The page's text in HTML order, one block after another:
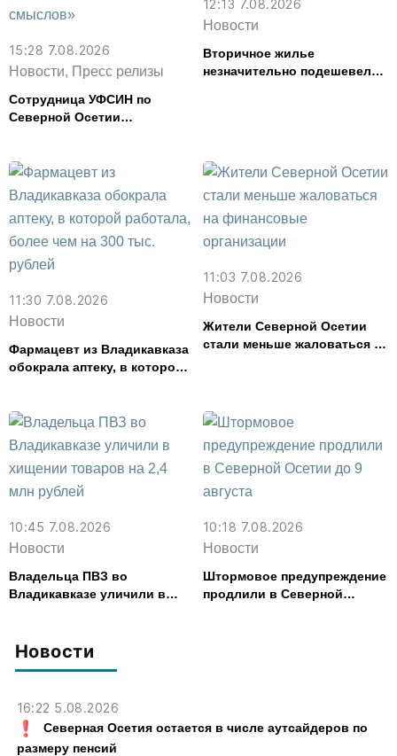
Новости
16:22 5.08.2026
Северная Осетия остается в числе аутсайдеров по
размеру пенсий
15:28 7.08.2026
Новости, Пресс релизы
Сотрудница УФСИН по
Северной Осетии
смыслов»
12:13 7.08.2026
Новости
Вторичное жилье
незначительно подешевело
11:30 7.08.2026
Новости
Фармацевт из Владикавказа
обокрала аптеку, в которой
11:03 7.08.2026
Новости
Жители Северной Осетии
стали меньше жаловаться на
10:45 7.08.2026
Новости
Владельца ПВЗ во
Владикавказе уличили в
10:18 7.08.2026
Новости
Штормовое предупреждение
продлили в Северной